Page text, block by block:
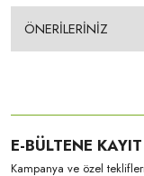
ÖNERİLERİNİZ
E-BÜLTENE
Kampanya ve özel